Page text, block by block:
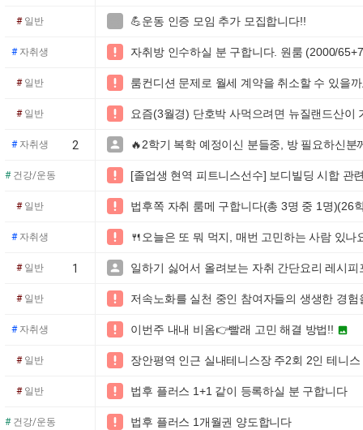
#일반 💪운동 인증 모임 추가 모집합니다!!
#자취생  자취방 인수하실 분 구합니다. 원룸 (2000/
#일반  룸컨디션 문제로 월세 계약을 취소할 수 있을
#일반  요즘(3월경) 단호박 사먹으려면 뉴질랜드산이
#자취생 2  🔥2학기 복학 예정이신 분들중, 방 필요하신분
#건강/운동  [졸업생 현역 피트니스선수] 보디빌딩 시합 관
#일반  법후쪽 자취 룸메 구합니다(총 3명 중 1명)(26
#자취생  🍴오늘은 또 뭐 먹지, 매번 고민하는 사람 있나
#일반 1  일하기 싫어서 올려보는 자취 간단요리 레시피
#일반  저속노화를 실천 중인 참여자들의 생생한 경험
#자취생  이번주 내내 비옴👉빨래 고민 해결 방법!! 
#일반  장안평역 인근 실내테니스장 주2회 2인 테니
#일반  법후 플러스 1+1 같이 등록하실 분 구합니다
#건강/운동  법후 플러스 1개월권 양도합니다